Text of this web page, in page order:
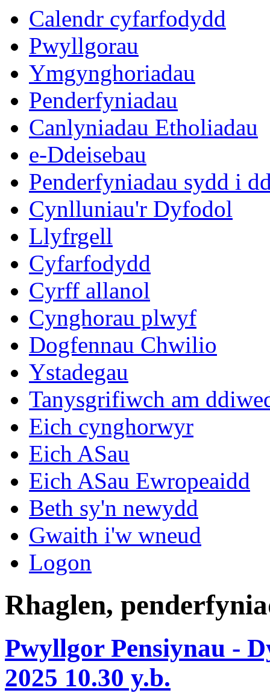
Calendr cyfarfodydd
Pwyllgorau
Ymgynghoriadau
Penderfyniadau
Canlyniadau Etholiadau
e-Ddeisebau
Penderfyniadau sydd i
Cynlluniau'r Dyfodol
Llyfrgell
Cyfarfodydd
Cyrff allanol
Cynghorau plwyf
Dogfennau Chwilio
Ystadegau
Tanysgrifiwch am
Eich cynghorwyr
Eich ASau
Eich ASau Ewropeaidd
Beth sy'n newydd
Gwaith i'w wneud
Logon
Rhaglen,
Pwyllgor Pensiynau -
2025 10.30 y.b.
eitem
5.
eitem
5.
eitem
5.
eitem
6.